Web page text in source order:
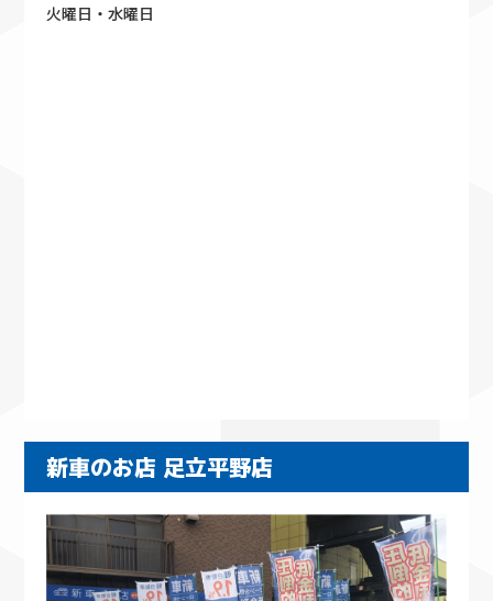
火曜日・水曜日
新車のお店 足立平野店